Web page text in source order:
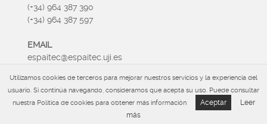
(+34) 964 387 390
(+34) 964 387 597
EMAIL
espaitec@espaitec.uji.es
HORARIO
Lunes a Viernes 09:00 – 15.00
Utilizamos cookies de terceros para mejorar nuestros servicios y la experiencia del
usuario. Si continúa navegando, consideramos que acepta su uso. Puede consultar
nuestra Política de cookies para obtener más información
Aceptar
Leer
más